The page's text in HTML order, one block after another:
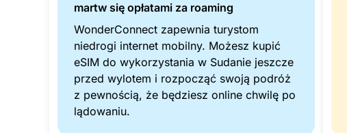
martw się opłatami za roaming
WonderConnect zapewnia turystom
niedrogi internet mobilny. Możesz kupić
eSIM do wykorzystania w Sudanie jeszcze
przed wylotem i rozpocząć swoją podróż
z pewnością, że będziesz online chwilę po
lądowaniu.